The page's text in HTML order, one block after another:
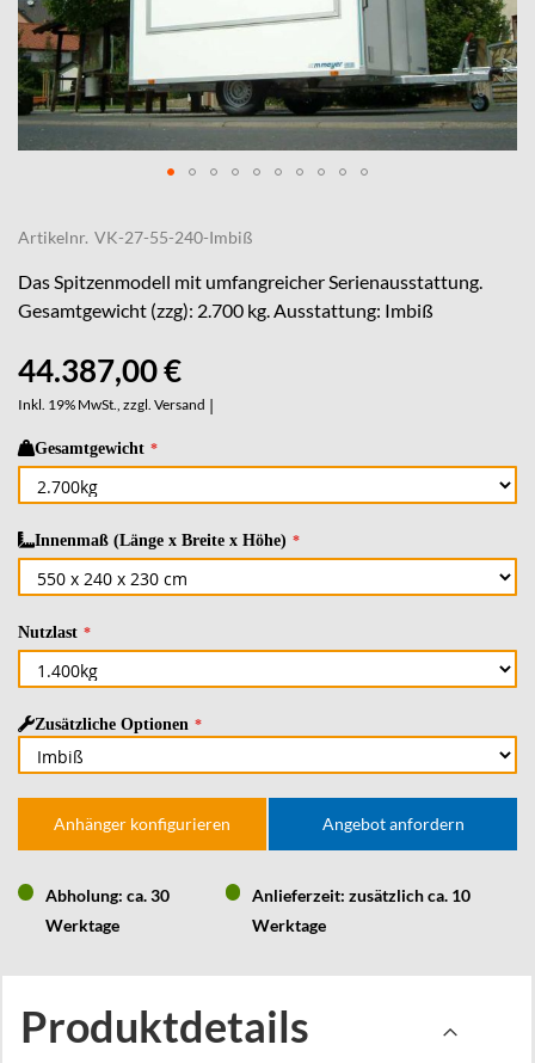
the
beginning
of
the
gallery
Artikelnr. VK-27-55-240-Imbiß
Das Spitzenmodell mit umfangreicher Serienausstattung.
Gesamtgewicht (zzg): 2.700 kg. Ausstattung: Imbiß
44.387,00 €
Inkl. 19% MwSt., zzgl. Versand |
Gesamtgewicht
Innenmaß (Länge x Breite x Höhe)
Nutzlast
Zusätzliche Optionen
Anhänger konfigurieren Angebot anfordern
Abholung: ca. 30
Werktage
Anlieferzeit: zusätzlich ca. 10
Werktage
Produktdetails